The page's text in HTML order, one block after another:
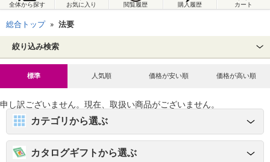
全体から探す お気に入り 閲覧履歴 購入履歴 カート
総合トップ 法要
絞り込み検索
標準 人気順 価格が安い順 価格が高い順
申し訳ございません。現在、取扱い商品がございません。
カテゴリから選ぶ
カタログギフトから選ぶ